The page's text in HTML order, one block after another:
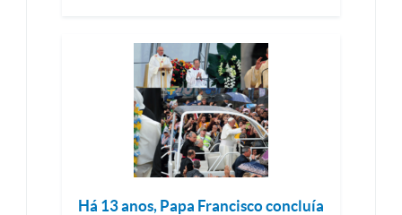
Há 13 anos, Papa Francisco concluía